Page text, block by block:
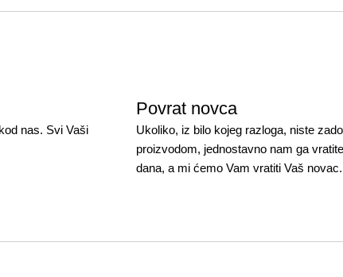
nas. Svi Vaši
Povrat novca
Ukoliko, iz bilo kojeg razloga, niste
proizvodom, jednostavno nam ga
dana, a mi ćemo Vam vratiti Vaš novac.